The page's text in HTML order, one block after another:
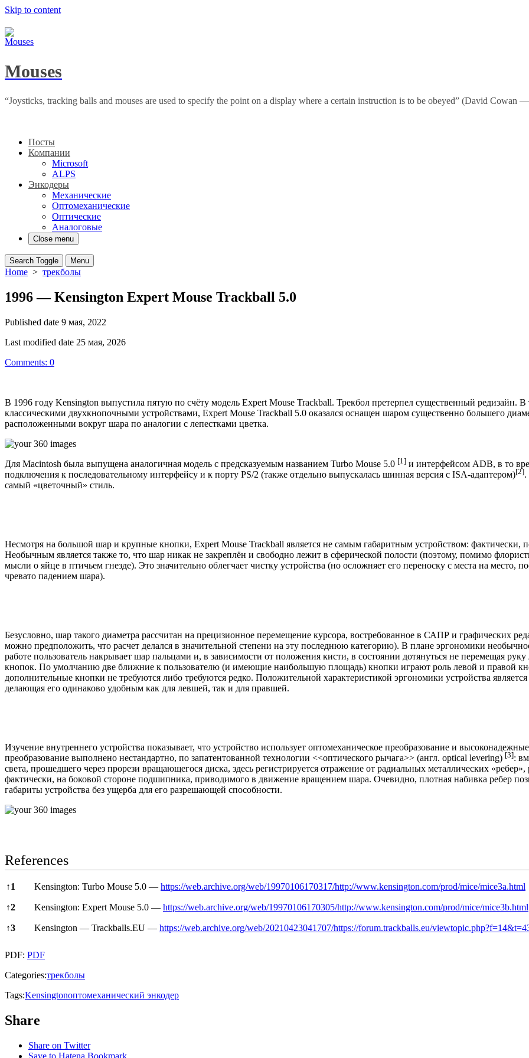
Skip to content
Mouses
“Joysticks, tracking balls and mouses are used to specify the point on a display where a certain instruction is to be obeyed” (David
Посты
Компании
Microsoft
ALPS
Энкодеры
Механические
Оптомеханические
Оптические
Аналоговые
Close menu
Search Toggle Menu
Home > трекболы
1996 — Kensington Expert Mouse Trackball 5.0
Published date 9 мая, 2022
Last modified date 25 мая, 2026
Comments: 0
В 1996 году Kensington выпустила пятую по счёту модель Expert Mouse Trackball. Трекбол претерпел существенный редизайн.
классическими двухкнопочными устройствами, Expert Mouse Trackball 5.0 оказался оснащен шаром существенно большего
расположенными вокруг шара по аналогии с лепестками цветка.
Для Macintosh была выпущена аналогичная модель с предсказуемым названием Turbo Mouse 5.0 [1] и интерфейсом ADB, в то
подключения к последовательному интерфейсу и к порту PS/2 (также отдельно выпускалась шинная версия с ISA-адаптером)[2].
самый «цветочный» стиль.
Несмотря на большой шар и крупные кнопки, Expert Mouse Trackball является не самым габаритным устройством: фактически,
Необычным является также то, что шар никак не закреплён и свободно лежит в сферической полости (поэтому, помимо
мысли о яйце в птичьем гнезде). Это значительно облегчает чистку устройства (но осложняет его переноску с места на место,
чревато падением шара).
Безусловно, шар такого диаметра рассчитан на прецизионное перемещение курсора, востребованное в САПР и графических
можно предположить, что расчет делался в значительной степени на эту последнюю категорию). В плане эргономики
работе пользователь накрывает шар пальцами и, в зависимости от положения кисти, в состоянии дотянуться не перемещая
кнопок. По умолчанию две ближние к пользователю (и имеющие наибольшую площадь) кнопки играют роль левой и правой
дополнительные кнопки не требуются либо требуются редко. Положительной характеристикой эргономики устройства
делающая его одинаково удобным как для левшей, так и для правшей.
Изучение внутреннего устройства показывает, что устройство использует оптомеханическое преобразование и
преобразование выполнено нестандартно, по запатентованной технологии <<оптического рычага>> (англ. optical levering) [3]:
света, прошедшего через прорези вращающегося диска, здесь регистрируется отражение от радиальных металлических
фактически, на боковой стороне подшипника, приводимого в движение вращением шара. Очевидно, плотная набивка ребер
габариты устройства без ущерба для его разрешающей способности.
References
References
↑1 Kensington: Turbo Mouse 5.0 — https://web.archive.org/web/19970106170317/http://www.kensington.com/prod/mice/mice3a.html
↑2 Kensington: Expert Mouse 5.0 — https://web.archive.org/web/19970106170305/http://www.kensington.com/prod/mice/mice3b.html
↑3 Kensington — Trackballs.EU — https://web.archive.org/web/20210423041707/https://forum.trackballs.eu/
PDF: PDF
Categories:трекболы
Tags:Kensingtonоптомеханический энкодер
Share
Share on Twitter